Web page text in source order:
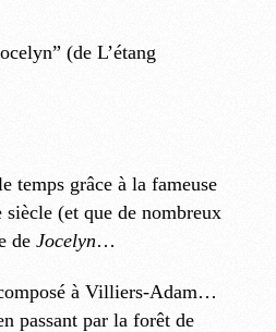
(de L’étang
temps grâce à la fameuse
(et que de nombreux
de Jocelyn…
à Villiers-Adam…
passant par la forêt de